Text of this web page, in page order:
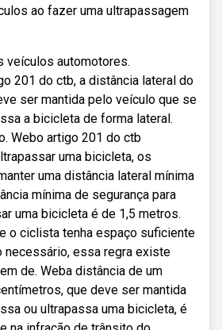
ao fazer uma ultrapassagem
veículos automotores.
201 do ctb, a distância lateral do
ser mantida pelo veículo que se
a bicicleta de forma lateral.
Webo artigo 201 do ctb
uma bicicleta, os
uma distância lateral mínima
mínima de segurança para
uma bicicleta é de 1,5 metros.
o ciclista tenha espaço suficiente
necessário, essa regra existe
de. Weba distância de um
que deve ser mantida
ou ultrapassa uma bicicleta, é